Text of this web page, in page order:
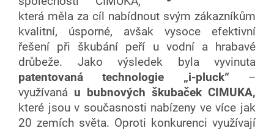
která měla za cíl nabídnout svým zákazníkům
kvalitní, úsporné, avšak vysoce efektivní
řešení při škubání peří u vodní a hrabavé
drůbeže. Jako výsledek byla vyvinuta
patentovaná technologie „i-pluck“ –
využívaná u bubnových škubaček CIMUKA,
které jsou v současnosti nabízeny ve více jak
20 zemích světa. Oproti konkurenci využívají